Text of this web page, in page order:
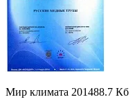
Мир климата 201488.7 Кб